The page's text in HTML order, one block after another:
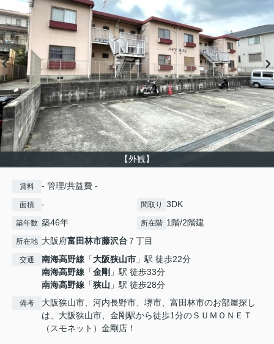
【外観】
賃料 - 管理/共益費 -
面積 - 間取り 3DK
築年数 築46年 所在階 1階/2階建
所在地 大阪府富田林市藤沢台 ７丁目
交通 南海高野線 「大阪狭山市 」駅 徒歩22分
南海高野線 「金剛 」駅 徒歩33分
南海高野線 「狭山 」駅 徒歩28分
備考
大阪狭山市、河内長野市、堺市、富田林市のお部屋探し
は、大阪狭山市、金剛駅から徒歩1分のＳＵＭＯＮＥＴ
（スモネット）金剛店！